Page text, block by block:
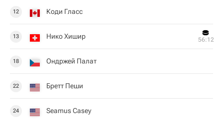
12 Коди Гласс
13 Нико Хишир 56:12
18 Ондржей Палат
22 Бретт Пеши
24 Seamus Casey